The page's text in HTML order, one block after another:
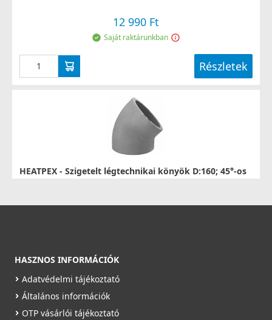
12 990 Ft
Saját raktárunkban
Részletek
HEATPEX - Szigetelt légtechnikai könyök D:160; 45°-os
HASZNOS INFORMÁCIÓK
Adatvédelmi tájékoztató
Általános információk
OTP vásárlói tájékoztató